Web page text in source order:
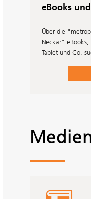
Sommerfahrplan
Der Bücherbus fährt vom
eBooks
Über die
Neckar" eBooks,
Tablet und Co.
Medien